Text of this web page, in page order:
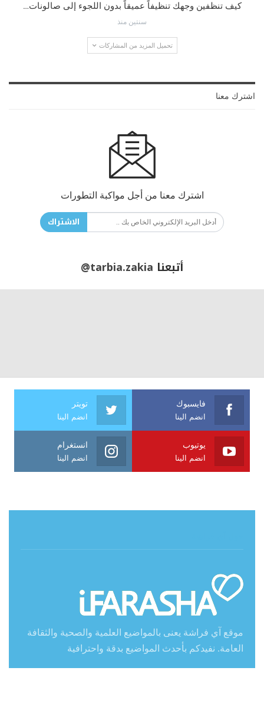
كيف تنظفين وجهك تنظيفاً عميقاً بدون اللجوء إلى صالونات…
سنتين منذ
تحميل المزيد من المشاركات
اشترك معنا
اشترك معنا من أجل مواكبة التطورات
الاشتراك
أتبعنا @tarbia.zakia
فايسبوك
انضم الينا
تويتر
انضم الينا
يوتيوب
انضم الينا
انستغرام
انضم الينا
موقع آي فراشة يعنى بالمواضيع العلمية والصحية والثقافة
العامة. نفيدكم بأحدث المواضيع بدقة واحترافية